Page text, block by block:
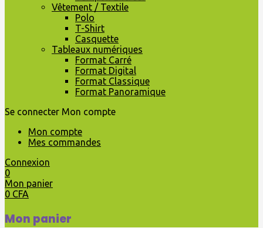
Vêtement / Textile
Polo
T-Shirt
Casquette
Tableaux numériques
Format Carré
Format Digital
Format Classique
Format Panoramique
Se connecter Mon compte
Mon compte
Mes commandes
Connexion
0
Mon panier
0 CFA
Mon panier